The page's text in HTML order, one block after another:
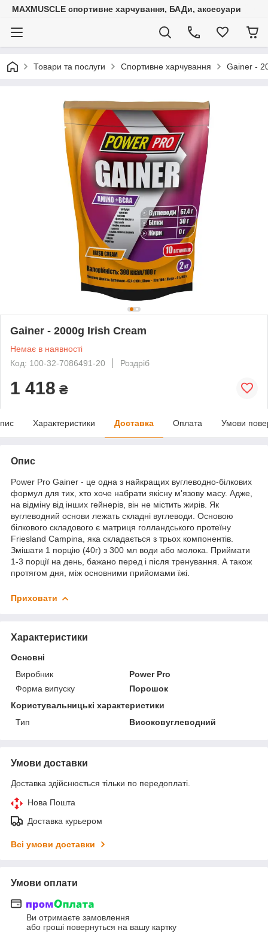
MAXMUSCLE спортивне харчування, БАДи, аксесуари
Товари та послуги Спортивне харчування Gainer -
Gainer - 2000g Irish Cream
Немає в наявності
Код: 100-32-7086491-20
Роздріб
1 418 ₴
Характеристики Доставка Оплата Умови
Опис
Power Pro Gainer - це одна з найкращих вуглеводно-білкових
формул для тих, хто хоче набрати якісну м'язову масу. Адже,
на відміну від інших гейнерів, він не містить жирів. Як
вуглеводний основи лежать складні вуглеводи. Основою
білкового складового є матриця голландського протеїну
Friesland Campina, яка складається з трьох компонентів.
Змішати 1 порцію (40г) з 300 мл води або молока. Приймати
1-3 порції на день, бажано перед і після тренування. А також
протягом дня, між основними прийомами їжі.
Приховати
Характеристики
Основні
Виробник
Power Pro
Форма випуску
Порошок
Користувальницькі характеристики
Тип
Високовуглеводний
Умови доставки
Доставка здійснюється тільки по передоплаті.
Нова Пошта
Доставка курьером
Всі умови доставки
Умови оплати
Ви отримаєте замовлення
або гроші повернуться на вашу картку